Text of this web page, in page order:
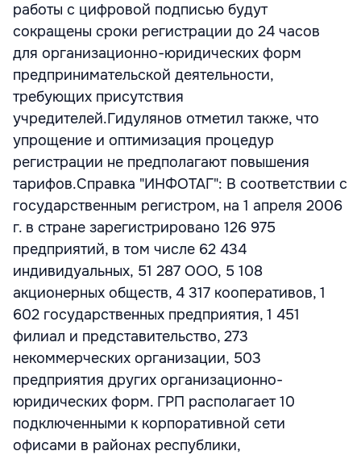
работы с цифровой подписью будут
сокращены сроки регистрации до 24 часов
для организационно-юридических форм
предпринимательской деятельности,
требующих присутствия
учредителей.Гидулянов отметил также, что
упрощение и оптимизация процедур
регистрации не предполагают повышения
тарифов.Справка "ИНФОТАГ": В соответствии с
государственным регистром, на 1 апреля 2006
г. в стране зарегистрировано 126 975
предприятий, в том числе 62 434
индивидуальных, 51 287 ООО, 5 108
акционерных обществ, 4 317 кооперативов, 1
602 государственных предприятия, 1 451
филиал и представительство, 273
некоммерческих организации, 503
предприятия других организационно-
юридических форм. ГРП располагает 10
подключенными к корпоративной сети
офисами в районах республики,